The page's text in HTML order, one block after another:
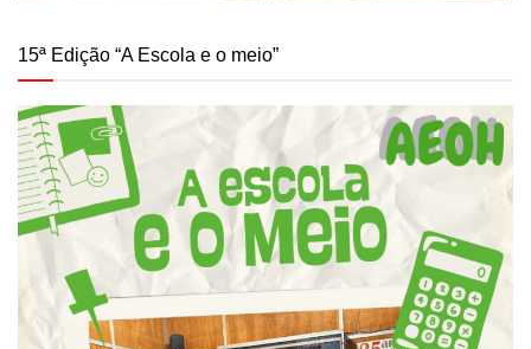
15ª Edição “A Escola e o meio”